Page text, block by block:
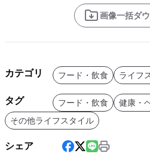
画像一括ダ
カテゴリ フード・飲食 ライフ
タグ フード・飲食
健康・
その他ライフスタイル
シェア